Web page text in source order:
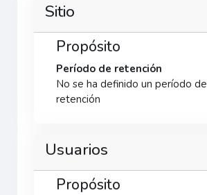
Sitio
Propósito
Período de retención
No se ha definido un período de
retención
Usuarios
Propósito